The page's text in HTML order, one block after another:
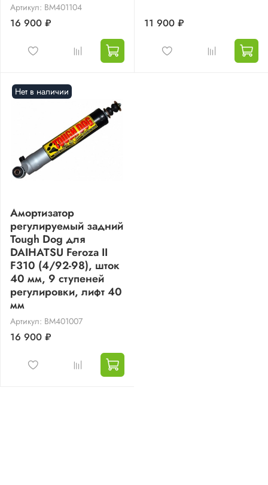
Артикул: BM401104
16 900 ₽ 11 900 ₽
Нет в наличии
Амортизатор
регулируемый задний
Tough Dog для
DAIHATSU Feroza II
F310 (4/92-98), шток
40 мм, 9 ступеней
регулировки, лифт 40
мм
Артикул: BM401007
16 900 ₽